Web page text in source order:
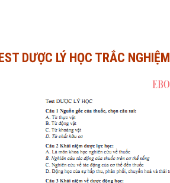
DƯỢC LÝ HỌC TRẮC NGHIỆM